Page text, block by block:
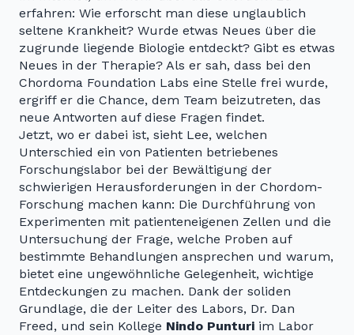
erfahren: Wie erforscht man diese unglaublich
seltene Krankheit? Wurde etwas Neues über die
zugrunde liegende Biologie entdeckt? Gibt es etwas
Neues in der Therapie? Als er sah, dass bei den
Chordoma Foundation Labs eine Stelle frei wurde,
ergriff er die Chance, dem Team beizutreten, das
neue Antworten auf diese Fragen findet.
Jetzt, wo er dabei ist, sieht Lee, welchen
Unterschied ein von Patienten betriebenes
Forschungslabor bei der Bewältigung der
schwierigen Herausforderungen in der Chordom-
Forschung machen kann: Die Durchführung von
Experimenten mit patienteneigenen Zellen und die
Untersuchung der Frage, welche Proben auf
bestimmte Behandlungen ansprechen und warum,
bietet eine ungewöhnliche Gelegenheit, wichtige
Entdeckungen zu machen. Dank der soliden
Grundlage, die der Leiter des Labors, Dr. Dan
Freed, und sein Kollege Nindo Punturi im Labor